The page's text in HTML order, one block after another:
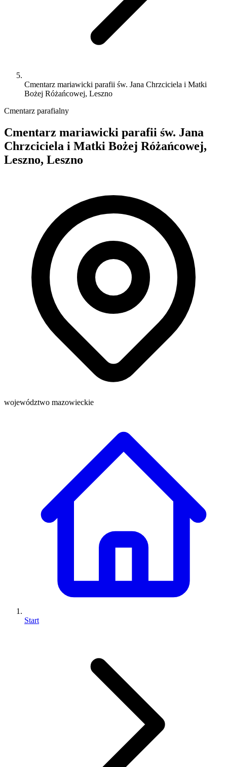
Cmentarz mariawicki parafii św. Jana Chrzciciela i Matki
Bożej Różańcowej, Leszno
Cmentarz parafialny
Cmentarz mariawicki parafii św. Jana
Chrzciciela i Matki Bożej Różańcowej,
Leszno, Leszno
województwo mazowieckie
Start